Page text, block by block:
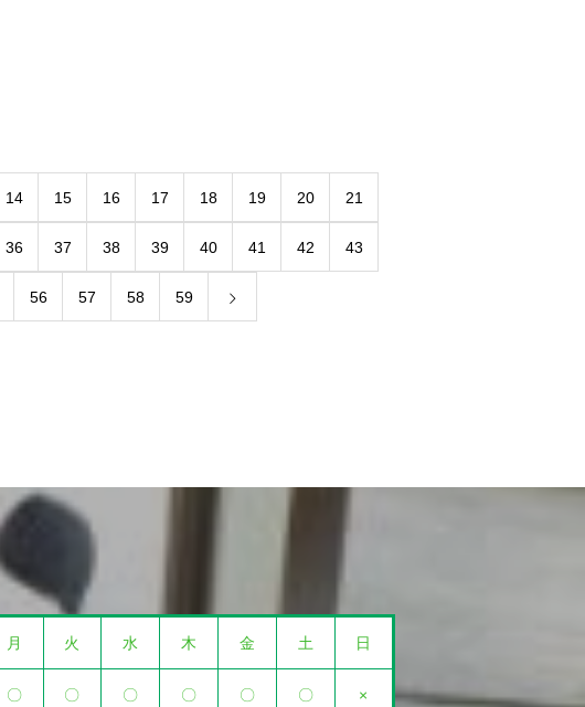
14 15 16 17 18 19 20 21
36 37 38 39 40 41 42 43
56 57 58 59
月 火 水 木 金 土 日
〇 〇 〇 〇 〇 〇 ×